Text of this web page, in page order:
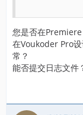
您是否在Premiere
在Voukoder Pro设
常？
能否提交日志文件